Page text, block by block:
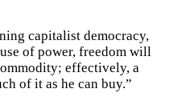
capitalist democracy,
of power, freedom will
effectively, a
of it as he can buy.”